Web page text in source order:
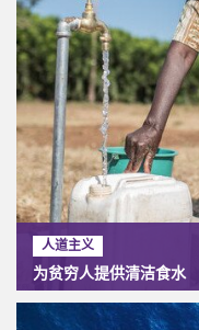
人道主义
为贫穷人提供清洁食水